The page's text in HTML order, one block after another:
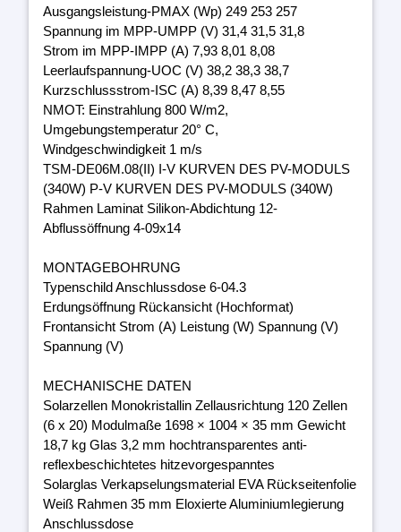
Ausgangsleistung-PMAX (Wp) 249 253 257
Spannung im MPP-UMPP (V) 31,4 31,5 31,8
Strom im MPP-IMPP (A) 7,93 8,01 8,08
Leerlaufspannung-UOC (V) 38,2 38,3 38,7
Kurzschlussstrom-ISC (A) 8,39 8,47 8,55
NMOT: Einstrahlung 800 W/m2,
Umgebungstemperatur 20° C,
Windgeschwindigkeit 1 m/s
TSM-DE06M.08(II) I-V KURVEN DES PV-MODULS
(340W) P-V KURVEN DES PV-MODULS (340W)
Rahmen Laminat Silikon-Abdichtung 12-
Abflussöffnung 4-09x14
MONTAGEBOHRUNG
Typenschild Anschlussdose 6-04.3
Erdungsöffnung Rückansicht (Hochformat)
Frontansicht Strom (A) Leistung (W) Spannung (V)
Spannung (V)
MECHANISCHE DATEN
Solarzellen Monokristallin Zellausrichtung 120 Zellen
(6 x 20) Modulmaße 1698 × 1004 × 35 mm Gewicht
18,7 kg Glas 3,2 mm hochtransparentes anti-
reflexbeschichtetes hitzevorgespanntes
Solarglas Verkapselungsmaterial EVA Rückseitenfolie
Weiß Rahmen 35 mm Eloxierte Aluminiumlegierung
Anschlussdose